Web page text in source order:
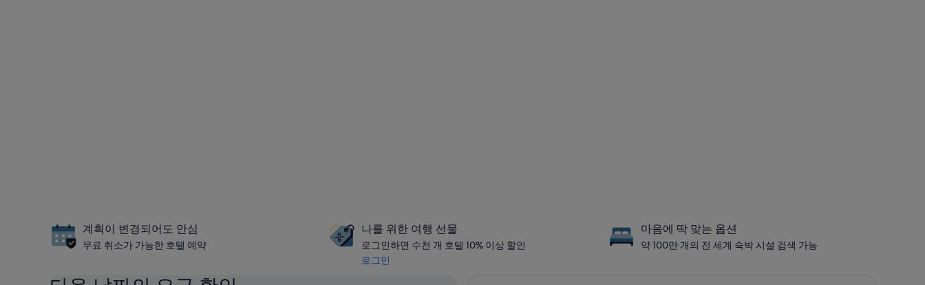
계획이 변경되어도 안심
무료 취소가 가능한 호텔 예약
나를 위한 여행 선물
로그인하면 수천 개 호텔 10% 이상 할인
로그인
마음에 딱 맞는 옵션
약 100만 개의 전 세계 숙박 시설 검색 가능